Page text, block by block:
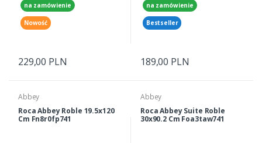
na zamówienie
Nowość
229,00 PLN
na zamówienie
Bestseller
189,00 PLN
Abbey
Roca Abbey Roble 19.5x120
Cm Fn8r0fp741
Abbey
Roca Abbey Suite Roble
30x90.2 Cm Foa3taw741